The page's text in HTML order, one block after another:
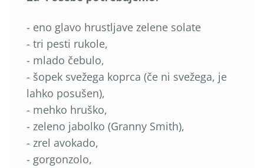
- eno glavo hrustljave zelene solate
- tri pesti rukole,
- mlado čebulo,
- šopek svežega koprca (če ni svežega, je
lahko posušen),
- mehko hruško,
- zeleno jabolko (Granny Smith),
- zrel avokado,
- gorgonzolo,